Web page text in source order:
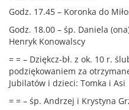
Godz. 17.45 – Koronka do
Godz. 18.00 – śp. Daniela
Henryk Konowalscy
= = – Dziękcz-bł. z ok. 10 r.
podziękowaniem za
Jubilatów i dzieci: Tomka i Asi
= = – śp. Andrzej i Krystyna